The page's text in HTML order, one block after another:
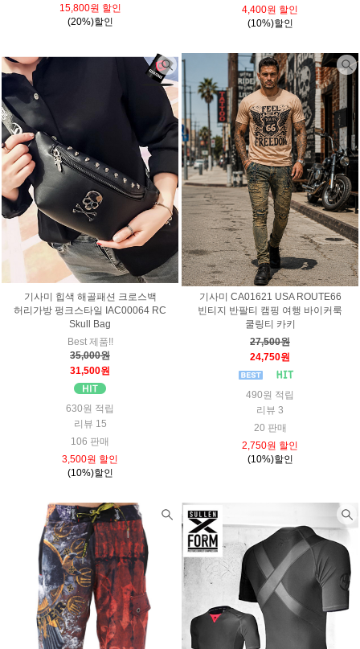
15,800원 할인
(20%)할인
4,400원 할인
(10%)할인
기사미 힙색 해골패션 크로스백
허리가방 펑크스타일 IAC00064 RC
Skull Bag
Best 제품!!
35,000원
31,500원
630원 적립
리뷰 15
106 판매
3,500원 할인
(10%)할인
기사미 CA01621 USA ROUTE66
빈티지 반팔티 캠핑 여행 바이커룩
쿨링티 카키
27,500원
24,750원
490원 적립
리뷰 3
20 판매
2,750원 할인
(10%)할인